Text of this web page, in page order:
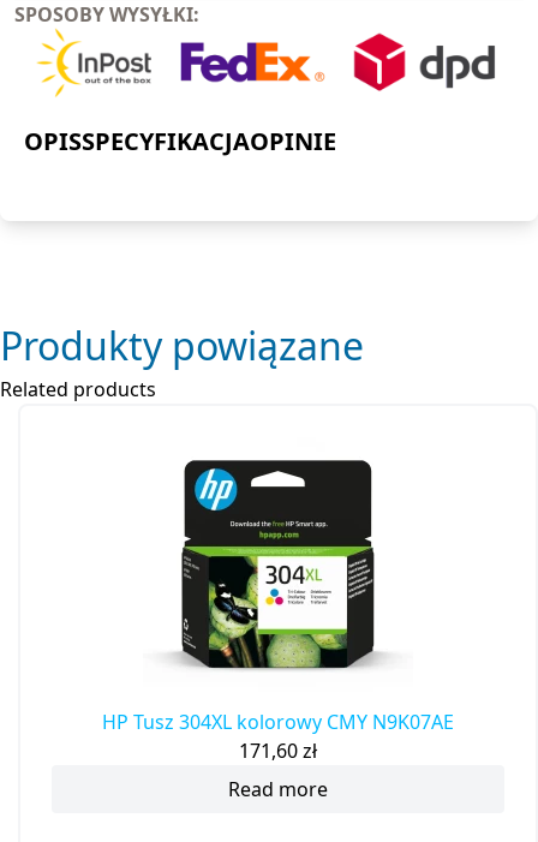
SPOSOBY WYSYŁKI:
OPISSPECYFIKACJAOPINIE
Produkty powiązane
Related products
HP Tusz 304XL kolorowy CMY N9K07AE
171,60zł
Read more